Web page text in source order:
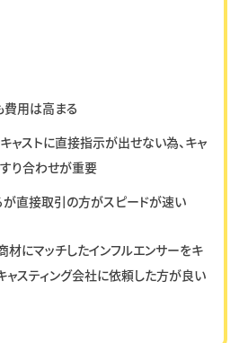
費用は高まる
ャストに直接指示が出せない為、キャ
り合わせが重要
が直接取引の方がスピードが速い
材にマッチしたインフルエンサーをキ
ャスティング会社に依頼した方が良い